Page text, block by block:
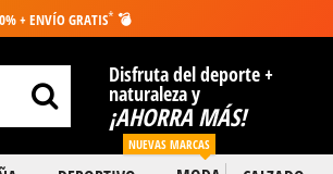
+ ENVÍO GRATIS* 💣
Disfruta del deporte +
naturaleza y
¡AHORRA MÁS!
NUEVAS MARCAS